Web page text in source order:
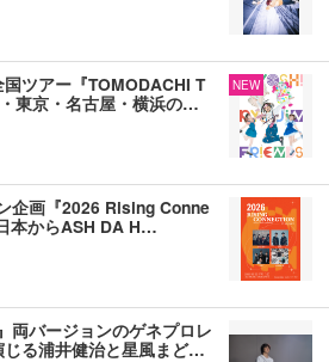
ツアー『TOMODACHI T
東京・名古屋・横浜の…
NEW
企画『2026 Rising Conne
本からASH DA H…
両バージョンのゲネプロレ
る浦井健治と星風まど…